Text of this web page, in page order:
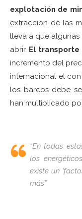
explotación de
extracción de las
lleva a que
abrir. El transporte
incremento del
internacional el
los barcos debe
han multiplicado
“En todas
los
existe un
más”